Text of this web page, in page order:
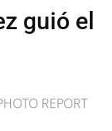
guió el
REPORT